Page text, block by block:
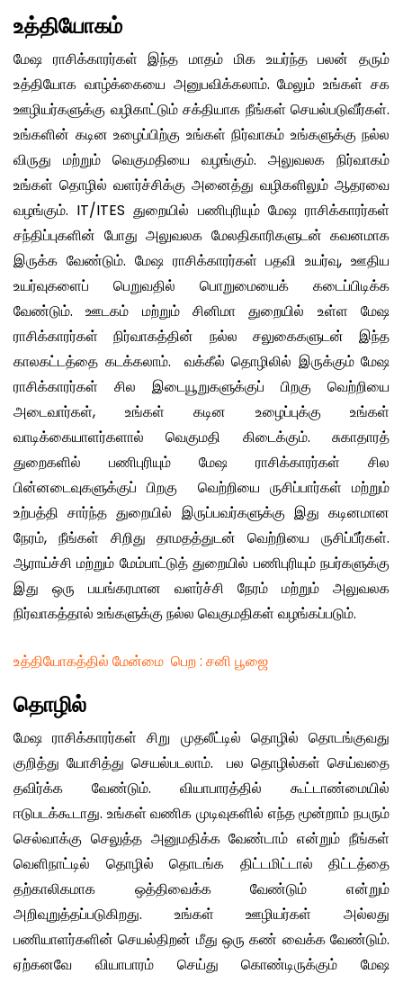
உத்தியோகம்
மேஷ ராசிக்காரர்கள் இந்த மாதம் மிக உயர்ந்த பலன் தரும்
உத்தியோக வாழ்க்கையை அனுபவிக்கலாம். மேலும் உங்கள் சக
ஊழியர்களுக்கு வழிகாட்டும் சக்தியாக நீங்கள் செயல்படுவீர்கள்.
உங்களின் கடின உழைப்பிற்கு உங்கள் நிர்வாகம் உங்களுக்கு நல்ல
விருது மற்றும் வெகுமதியை வழங்கும். அலுவலக நிர்வாகம்
உங்கள் தொழில் வளர்ச்சிக்கு அனைத்து வழிகளிலும் ஆதரவை
வழங்கும். IT/ITES துறையில் பணிபுரியும் மேஷ ராசிக்காரர்கள்
சந்திப்புகளின் போது அலுவலக மேலதிகாரிகளுடன் கவனமாக
இருக்க வேண்டும். மேஷ ராசிக்காரர்கள் பதவி உயர்வு, ஊதிய
உயர்வுகளைப் பெறுவதில் பொறுமையைக் கடைப்பிடிக்க
வேண்டும். ஊடகம் மற்றும் சினிமா துறையில் உள்ள மேஷ
ராசிக்காரர்கள் நிர்வாகத்தின் நல்ல சலுகைகளுடன் இந்த
காலகட்டத்தை கடக்கலாம். வக்கீல் தொழிலில் இருக்கும் மேஷ
ராசிக்காரர்கள் சில இடையூறுகளுக்குப் பிறகு வெற்றியை
அடைவார்கள், உங்கள் கடின உழைப்புக்கு உங்கள்
வாடிக்கையாளர்களால் வெகுமதி கிடைக்கும். சுகாதாரத்
துறைகளில் பணிபுரியும் மேஷ ராசிக்காரர்கள் சில
பின்னடைவுகளுக்குப் பிறகு வெற்றியை ருசிப்பார்கள் மற்றும்
உற்பத்தி சார்ந்த துறையில் இருப்பவர்களுக்கு இது கடினமான
நேரம், நீங்கள் சிறிது தாமதத்துடன் வெற்றியை ருசிப்பீர்கள்.
ஆராய்ச்சி மற்றும் மேம்பாட்டுத் துறையில் பணிபுரியும் நபர்களுக்கு
இது ஒரு பயங்கரமான வளர்ச்சி நேரம் மற்றும் அலுவலக
நிர்வாகத்தால் உங்களுக்கு நல்ல வெகுமதிகள் வழங்கப்படும்.
உத்தியோகத்தில் மேன்மை பெற : சனி பூஜை
தொழில்
மேஷ ராசிக்காரர்கள் சிறு முதலீட்டில் தொழில் தொடங்குவது
குறித்து யோசித்து செயல்படலாம். பல தொழில்கள் செய்வதை
தவிர்க்க வேண்டும். வியாபாரத்தில் கூட்டாண்மையில்
ஈடுபடக்கூடாது. உங்கள் வணிக முடிவுகளில் எந்த மூன்றாம் நபரும்
செல்வாக்கு செலுத்த அனுமதிக்க வேண்டாம் என்றும் நீங்கள்
வெளிநாட்டில் தொழில் தொடங்க திட்டமிட்டால் திட்டத்தை
தற்காலிகமாக ஒத்திவைக்க வேண்டும் என்றும்
அறிவுறுத்தப்படுகிறது. உங்கள் ஊழியர்கள் அல்லது
பணியாளர்களின் செயல்திறன் மீது ஒரு கண் வைக்க வேண்டும்.
ஏற்கனவே வியாபாரம் செய்து கொண்டிருக்கும் மேஷ